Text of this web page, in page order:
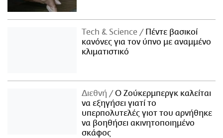
Τech & Science
Πέντε βασικοί
κανόνες για τον ύπνο με αναμμένο
κλιματιστικό
Διεθνή
Ο Ζούκερμπεργκ καλείται
να εξηγήσει γιατί το
υπερπολυτελές γιοτ του αρνήθηκε
να βοηθήσει ακινητοποιημένο
σκάφος